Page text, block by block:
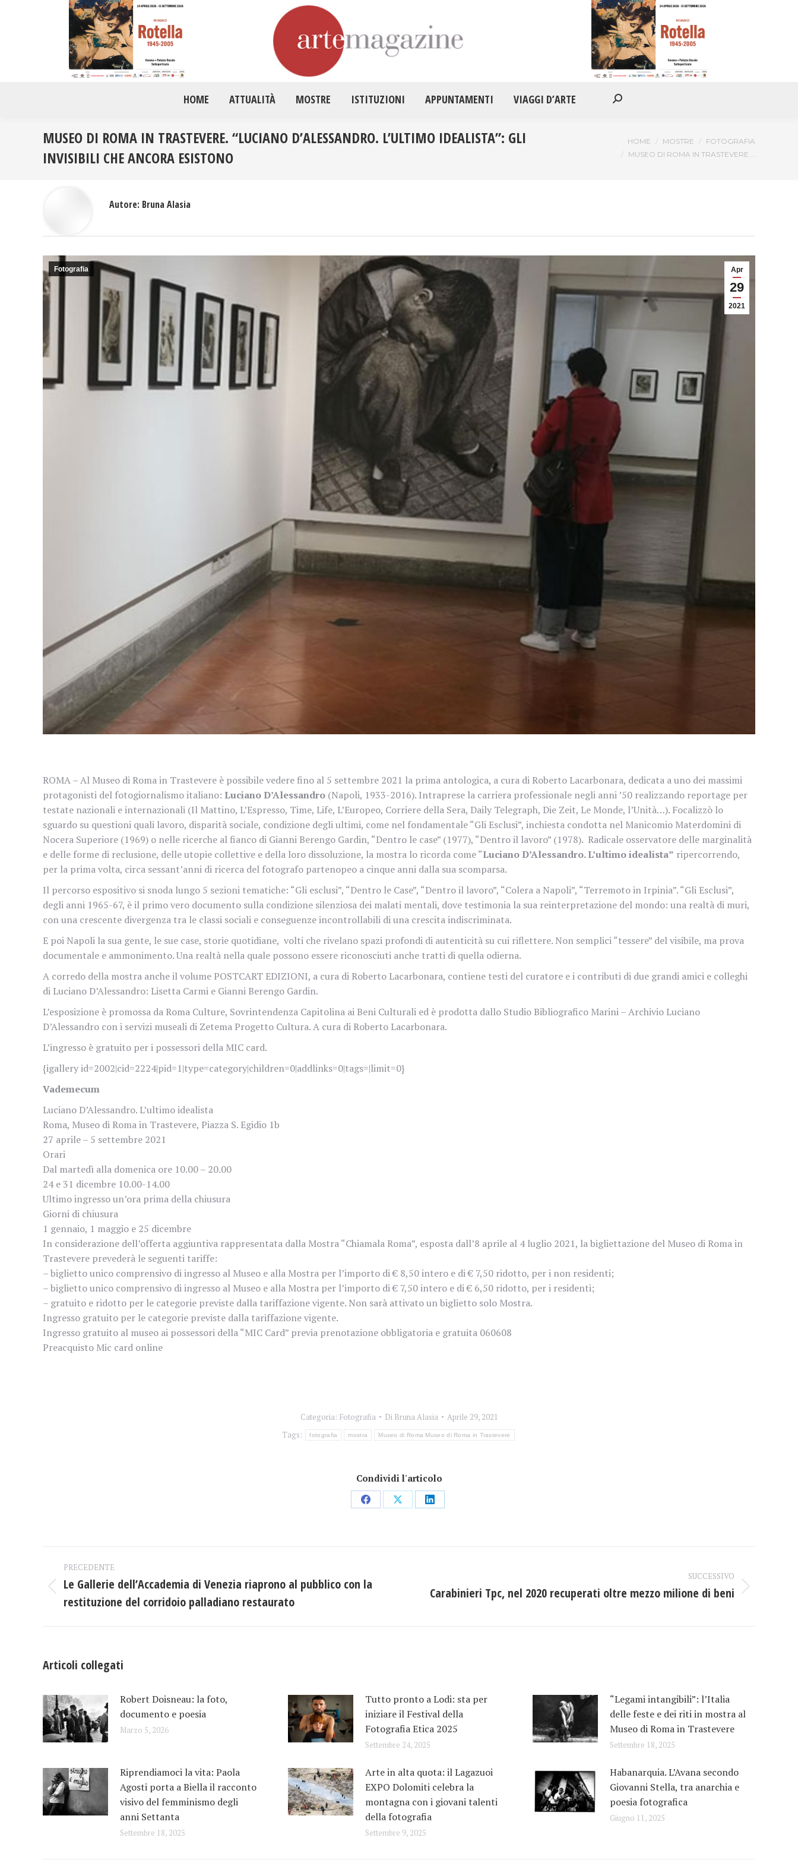
HOME ATTUALITÀ MOSTRE ISTITUZIONI APPUNTAMENTI VIAGGI D’ARTE Cerca:
MUSEO DI ROMA IN TRASTEVERE. “LUCIANO D’ALESSANDRO. L’ULTIMO IDEALISTA”: GLI
INVISIBILI CHE ANCORA ESISTONO
HOME MOSTRE
FOTOGRAFIA
MUSEO DI ROMA IN TRASTEVERE.…
Apr
29
2021
Fotografia
ROMA – Al Museo di Roma in Trastevere è possibile vedere fino al 5 settembre 2021 la prima antologica, a cura di Roberto Lacarbonara, dedicata a uno dei massimi
protagonisti del fotogiornalismo italiano: Luciano D’Alessandro (Napoli, 1933-2016). Intraprese la carriera professionale negli anni ’50 realizzando reportage per
testate nazionali e internazionali (Il Mattino, L’Espresso, Time, Life, L’Europeo, Corriere della Sera, Daily Telegraph, Die Zeit, Le Monde, l’Unità…). Focalizzò lo
sguardo su questioni quali lavoro, disparità sociale, condizione degli ultimi, come nel fondamentale “Gli Esclusi”, inchiesta condotta nel Manicomio Materdomini di
Nocera Superiore (1969) o nelle ricerche al fianco di Gianni Berengo Gardin, “Dentro le case” (1977), “Dentro il lavoro” (1978). Radicale osservatore delle marginalità
e delle forme di reclusione, delle utopie collettive e della loro dissoluzione, la mostra lo ricorda come “Luciano D’Alessandro. L’ultimo idealista” ripercorrendo,
per la prima volta, circa sessant’anni di ricerca del fotografo partenopeo a cinque anni dalla sua scomparsa.
Il percorso espositivo si snoda lungo 5 sezioni tematiche: “Gli esclusi”, “Dentro le Case”, “Dentro il lavoro”, “Colera a Napoli”, “Terremoto in Irpinia”. “Gli Esclusi”,
degli anni 1965-67, è il primo vero documento sulla condizione silenziosa dei malati mentali, dove testimonia la sua reinterpretazione del mondo: una realtà di muri,
con una crescente divergenza tra le classi sociali e conseguenze incontrollabili di una crescita indiscriminata.
E poi Napoli la sua gente, le sue case, storie quotidiane, volti che rivelano spazi profondi di autenticità su cui riflettere. Non semplici “tessere” del visibile, ma prova
documentale e ammonimento. Una realtà nella quale possono essere riconosciuti anche tratti di quella odierna.
A corredo della mostra anche il volume POSTCART EDIZIONI, a cura di Roberto Lacarbonara, contiene testi del curatore e i contributi di due grandi amici e colleghi
di Luciano D’Alessandro: Lisetta Carmi e Gianni Berengo Gardin.
L’esposizione è promossa da Roma Culture, Sovrintendenza Capitolina ai Beni Culturali ed è prodotta dallo Studio Bibliografico Marini – Archivio Luciano
D’Alessandro con i servizi museali di Zetema Progetto Cultura. A cura di Roberto Lacarbonara.
L’ingresso è gratuito per i possessori della MIC card.
{igallery id=2002|cid=2224|pid=1|type=category|children=0|addlinks=0|tags=|limit=0}
Vademecum
Luciano D’Alessandro. L’ultimo idealista
Roma, Museo di Roma in Trastevere, Piazza S. Egidio 1b
27 aprile – 5 settembre 2021
Orari
Dal martedì alla domenica ore 10.00 – 20.00
24 e 31 dicembre 10.00-14.00
Ultimo ingresso un’ora prima della chiusura
Giorni di chiusura
1 gennaio, 1 maggio e 25 dicembre
In considerazione dell’offerta aggiuntiva rappresentata dalla Mostra “Chiamala Roma”, esposta dall’8 aprile al 4 luglio 2021, la bigliettazione del Museo di Roma in
Trastevere prevederà le seguenti tariffe:
– biglietto unico comprensivo di ingresso al Museo e alla Mostra per l’importo di € 8,50 intero e di € 7,50 ridotto, per i non residenti;
– biglietto unico comprensivo di ingresso al Museo e alla Mostra per l’importo di € 7,50 intero e di € 6,50 ridotto, per i residenti;
– gratuito e ridotto per le categorie previste dalla tariffazione vigente. Non sarà attivato un biglietto solo Mostra.
Ingresso gratuito per le categorie previste dalla tariffazione vigente.
Ingresso gratuito al museo ai possessori della “MIC Card” previa prenotazione obbligatoria e gratuita 060608
Preacquisto Mic card online
Categoria: Fotografia Di Bruna Alasia
Aprile 29, 2021
Tags:
fotografia mostra Museo di Roma Museo di Roma in Trastevere
Condividi l'articolo
CondividiCondividiCondividi
Autore: Bruna Alasia
Naviga
tra
PRECEDENTE
Post
precedente:
Le Gallerie dell’Accademia di Venezia riaprono al pubblico con la
restituzione del corridoio palladiano restaurato
SUCCESSIVO
Prossimo
Carabinieri Tpc, nel 2020 recuperati oltre mezzo milione di beni
Articoli collegati
Robert Doisneau: la foto,
documento e poesia
Marzo 5, 2026
Tutto pronto a Lodi: sta per
iniziare il Festival della
Fotografia Etica 2025
Settembre 24, 2025
“Legami intangibili”: l’Italia
delle feste e dei riti in mostra al
Museo di Roma in Trastevere
Settembre 18, 2025
Riprendiamoci la vita: Paola
Agosti porta a Biella il racconto
visivo del femminismo degli
anni Settanta
Settembre 18, 2025
Arte in alta quota: il Lagazuoi
EXPO Dolomiti celebra la
montagna con i giovani talenti
della fotografia
Settembre 9, 2025
Habanarquia. L’Avana secondo
Giovanni Stella, tra anarchia e
poesia fotografica
Giugno 11, 2025
HOME APPUNTAMENTI VIAGGI D’ARTE